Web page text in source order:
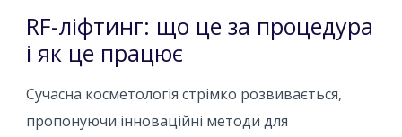
RF-ліфтинг: що це за процедура
і як це працює
Сучасна косметологія стрімко розвивається,
пропонуючи інноваційні методи для